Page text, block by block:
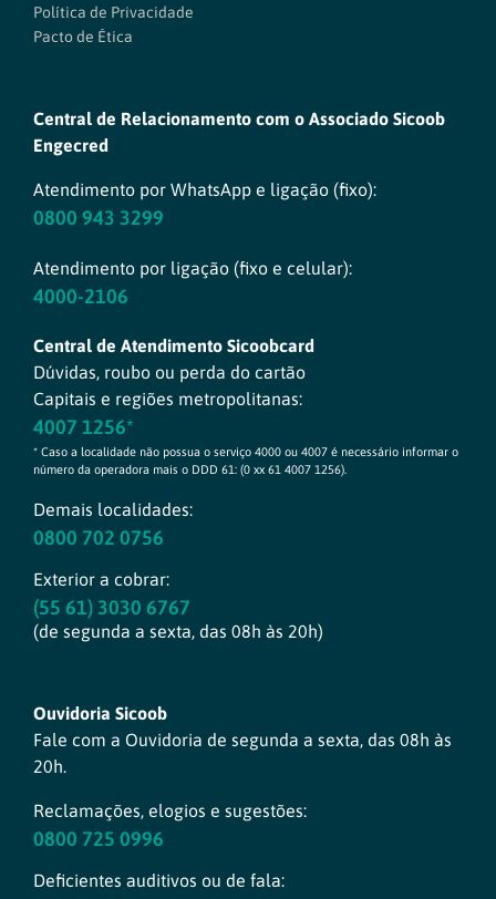
Política de Privacidade
Pacto de Ética
Central de Relacionamento com o Associado Sicoob
Engecred
Atendimento por WhatsApp e ligação (fixo):
0800 943 3299
Atendimento por ligação (fixo e celular):
4000-2106
Central de Atendimento Sicoobcard
Dúvidas, roubo ou perda do cartão
Capitais e regiões metropolitanas:
4007 1256*
* Caso a localidade não possua o serviço 4000 ou 4007 é necessário informar o
número da operadora mais o DDD 61: (0 xx 61 4007 1256).
Demais localidades:
0800 702 0756
Exterior a cobrar:
(55 61) 3030 6767
(de segunda a sexta, das 08h às 20h)
Ouvidoria Sicoob
Fale com a Ouvidoria de segunda a sexta, das 08h às
20h.
Reclamações, elogios e sugestões:
0800 725 0996
Deficientes auditivos ou de fala: